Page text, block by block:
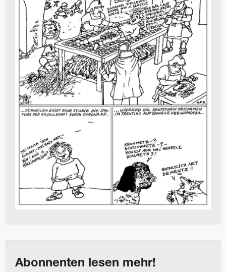
Abonnenten lesen mehr!